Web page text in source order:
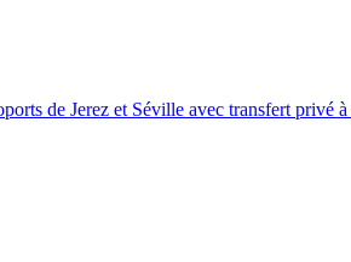
de Jerez et Séville avec transfert privé